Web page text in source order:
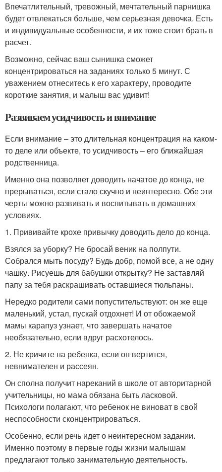
Впечатлительный, тревожный, мечтательный парнишка
будет отвлекаться больше, чем серьезная девочка. Есть
и индивидуальные особенности, и их тоже стоит брать в
расчет.
Возможно, сейчас ваш сынишка сможет
концентрироваться на заданиях только 5 минут. С
уважением отнеситесь к его характеру, проводите
короткие занятия, и малыш вас удивит!
Развиваем усидчивость и внимание
Если внимание – это длительная концентрация на каком-
то деле или объекте, то усидчивость – его ближайшая
родственница.
Именно она позволяет доводить начатое до конца, не
прерываться, если стало скучно и неинтересно. Обе эти
черты можно развивать и воспитывать в домашних
условиях.
1. Прививайте крохе привычку доводить дело до конца.
Взялся за уборку? Не бросай веник на полпути.
Собрался мыть посуду? Будь добр, помой все, а не одну
чашку. Рисуешь для бабушки открытку? Не заставляй
папу за тебя раскрашивать оставшиеся тюльпаны.
Нередко родители сами попустительствуют: он же еще
маленький, устал, пускай отдохнет! И от обожаемой
мамы карапуз узнает, что завершать начатое
необязательно, если вдруг расхотелось.
2. Не кричите на ребенка, если он вертится,
невнимателен и рассеян.
Он сполна получит нареканий в школе от авторитарной
учительницы, но мама обязана быть ласковой.
Психологи полагают, что ребенок не виноват в свой
неспособности сконцентрироваться.
Особенно, если речь идет о неинтересном задании.
Именно поэтому в первые годы жизни малышам
предлагают только занимательную деятельность.